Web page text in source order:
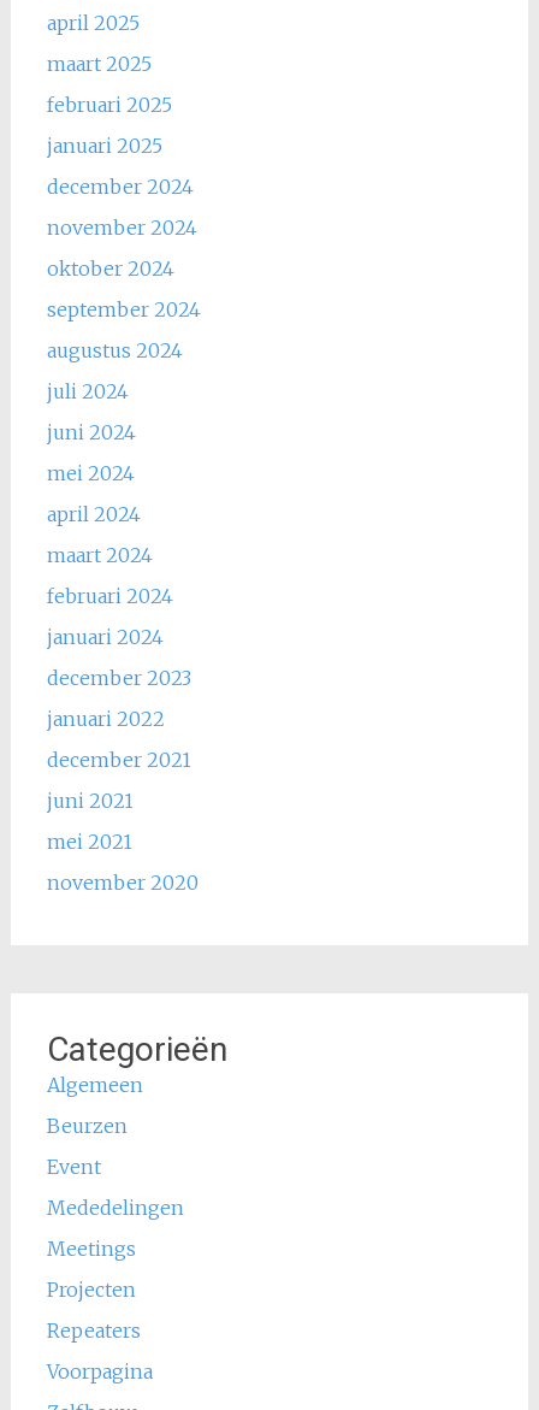
april 2025
maart 2025
februari 2025
januari 2025
december 2024
november 2024
oktober 2024
september 2024
augustus 2024
juli 2024
juni 2024
mei 2024
april 2024
maart 2024
februari 2024
januari 2024
december 2023
januari 2022
december 2021
juni 2021
mei 2021
november 2020
Categorieën
Algemeen
Beurzen
Event
Mededelingen
Meetings
Projecten
Repeaters
Voorpagina